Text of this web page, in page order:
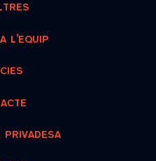
L’EQUIP
PRIVADESA